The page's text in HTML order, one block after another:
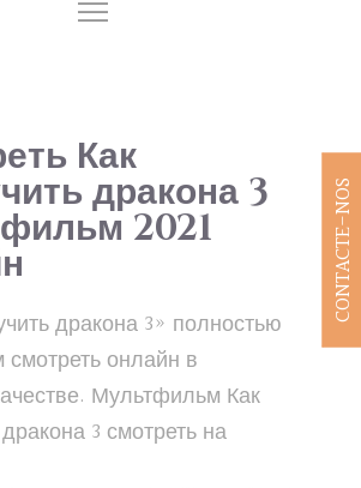
Как
дракона 3
2021
дракона 3» полностью
смотреть онлайн в
Мультфильм Как
3 смотреть на
CONTACTE-NOS